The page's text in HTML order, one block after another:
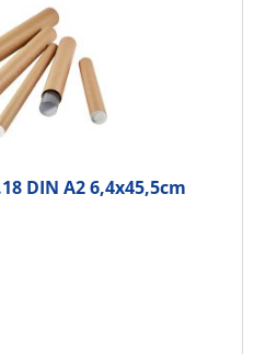
DIN A2 6,4x45,5cm